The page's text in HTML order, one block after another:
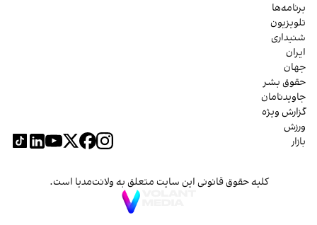
برنامه‌ها
تلویزیون
شنیداری
ایران
جهان
حقوق بشر
جاویدنامان
گزارش ویژه
ورزش
بازار
کلیه حقوق قانونی این سایت متعلق به ولانت‌مدیا است.